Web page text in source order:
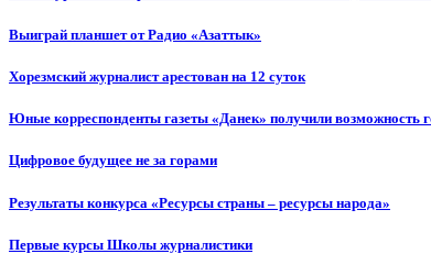
Выиграй планшет от Радио «Азаттык»
Хорезмский журналист арестован на 12 суток
Юные корреспонденты газеты «Данек» получили возможность
Цифровое будущее не за горами
Результаты конкурса «Ресурсы страны – ресурсы народа»
Первые курсы Школы журналистики